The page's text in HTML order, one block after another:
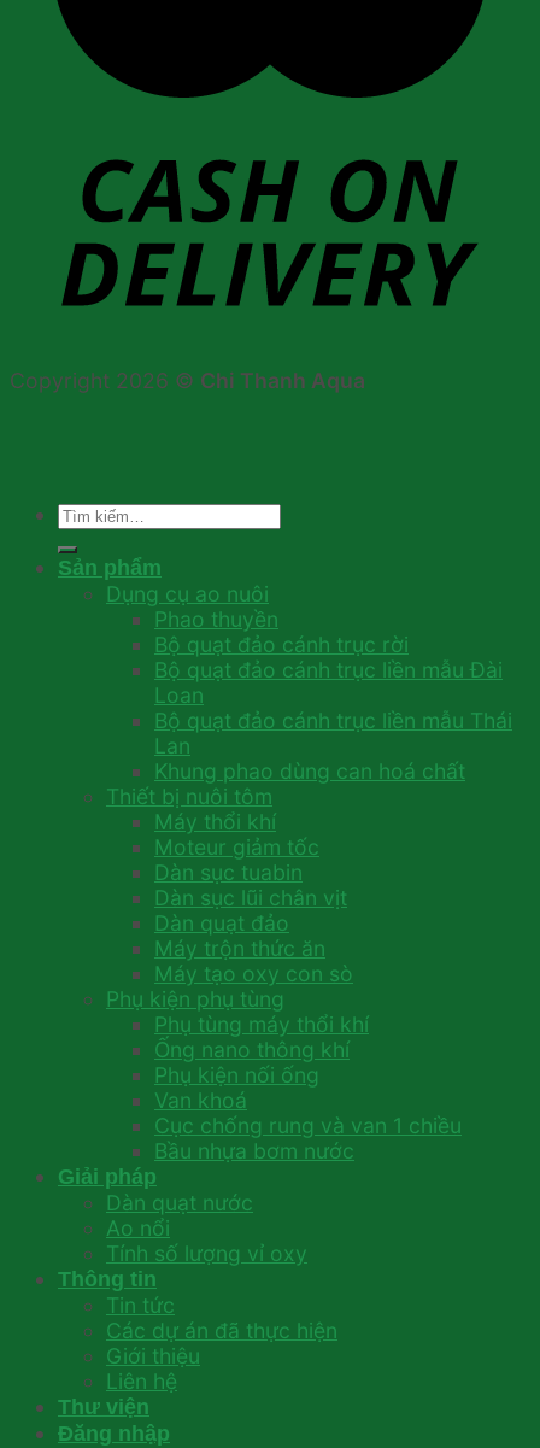
Copyright 2026 © Chi Thanh Aqua
Tìm
Sản phẩm
Dụng cụ ao nuôi
Phao thuyền
Bộ quạt đảo cánh trục rời
Bộ quạt đảo cánh trục liền mẫu Đài
Loan
Bộ quạt đảo cánh trục liền mẫu Thái
Lan
Khung phao dùng can hoá chất
Thiết bị nuôi tôm
Máy thổi khí
Moteur giảm tốc
Dàn sục tuabin
Dàn sục lũi chân vịt
Dàn quạt đảo
Máy trộn thức ăn
Máy tạo oxy con sò
Phụ kiện phụ tùng
Phụ tùng máy thổi khí
Ống nano thông khí
Phụ kiện nối ống
Van khoá
Cục chống rung và van 1 chiều
Bầu nhựa bơm nước
Giải pháp
Dàn quạt nước
Ao nổi
Tính số lượng vỉ oxy
Thông tin
Tin tức
Các dự án đã thực hiện
Giới thiệu
Liên hệ
Thư viện
Đăng nhập